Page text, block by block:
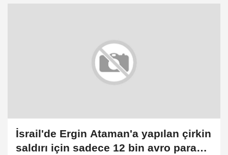
İsrail'de Ergin Ataman'a yapılan çirkin
saldırı için sadece 12 bin avro para